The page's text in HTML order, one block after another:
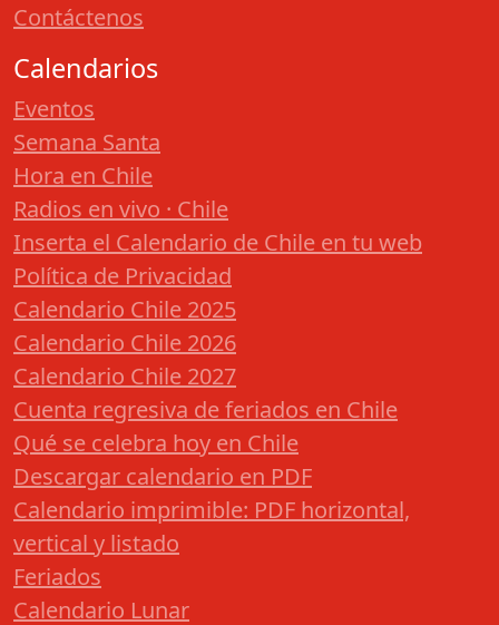
Contáctenos
Calendarios
Eventos
Semana Santa
Hora en Chile
Radios en vivo · Chile
Inserta el Calendario de Chile en tu web
Política de Privacidad
Calendario Chile 2025
Calendario Chile 2026
Calendario Chile 2027
Cuenta regresiva de feriados en Chile
Qué se celebra hoy en Chile
Descargar calendario en PDF
Calendario imprimible: PDF horizontal,
vertical y listado
Feriados
Calendario Lunar